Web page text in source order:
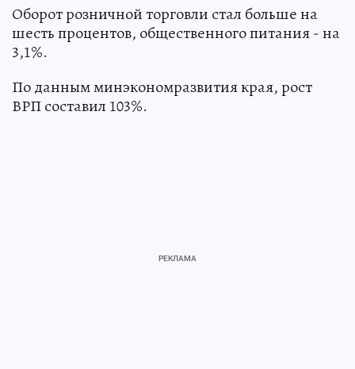
Оборот розничной торговли стал больше на
шесть процентов, общественного питания - на
3,1%.
По данным минэкономразвития края, рост
ВРП составил 103%.